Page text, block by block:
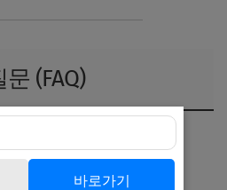
(FAQ)
바로가기